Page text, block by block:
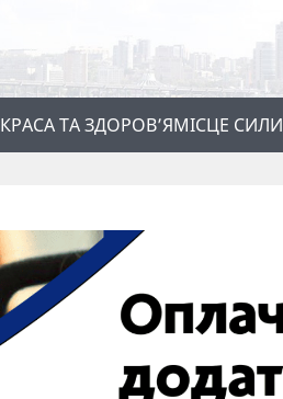
КРАСА ТА ЗДОРОВ’ЯМІСЦЕ СИЛИ